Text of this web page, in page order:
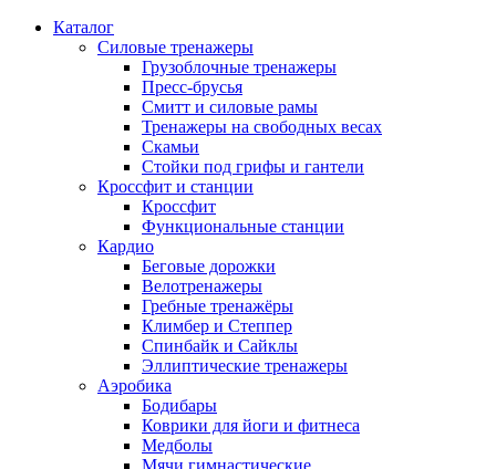
Каталог
Силовые тренажеры
Грузоблочные тренажеры
Пресс-брусья
Смитт и силовые рамы
Тренажеры на свободных весах
Скамьи
Стойки под грифы и гантели
Кроссфит и станции
Кроссфит
Функциональные станции
Кардио
Беговые дорожки
Велотренажеры
Гребные тренажёры
Климбер и Степпер
Спинбайк и Сайклы
Эллиптические тренажеры
Аэробика
Бодибары
Коврики для йоги и фитнеса
Медболы
Мячи гимнастические